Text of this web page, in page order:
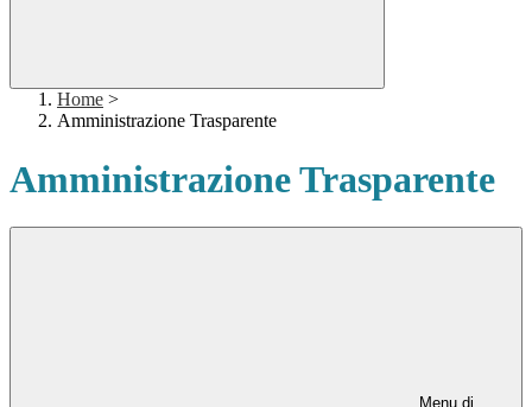
Home >
Amministrazione Trasparente
Amministrazione Trasparente
Menu di